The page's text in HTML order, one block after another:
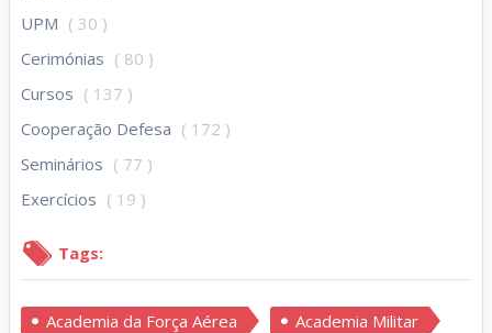
UPM ( 30 )
Cerimónias ( 80 )
Cursos ( 137 )
Cooperação Defesa ( 172 )
Seminários ( 77 )
Exercícios ( 19 )
Tags:
Academia da Força Aérea
Academia Militar